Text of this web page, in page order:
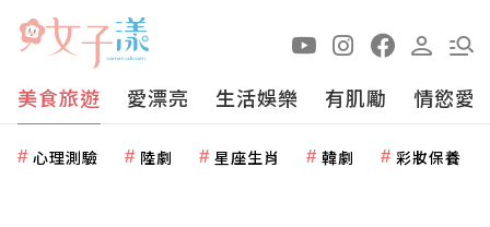
美食旅遊 愛漂亮 生活娛樂 有肌勵 情慾愛
心理測驗 陸劇 星座生肖 韓劇 彩妝保養